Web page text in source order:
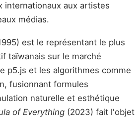
internationaux aux artistes
médias.
est le représentant le plus
taïwanais sur le marché
p5.js et les algorithmes comme
fusionnant formules
naturelle et esthétique
of Everything (2023) fait l'objet